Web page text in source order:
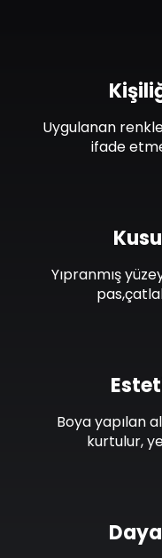
Boya yapılan
kurtulur,
Yıpranmış
Uygulanan
ifade